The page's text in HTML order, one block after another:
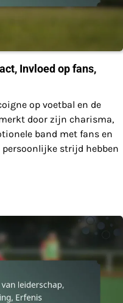
Invloed op fans,
op voetbal en de
door zijn charisma,
band met fans en
strijd hebben